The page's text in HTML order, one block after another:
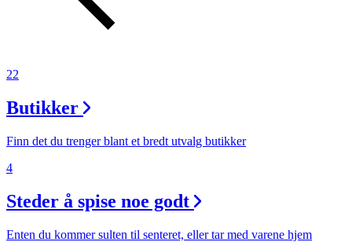
Gavekort
Min Shopping-app
22
Butikker
Finn det du trenger blant et bredt utvalg butikker
4
Steder å spise noe godt
Enten du kommer sulten til senteret, eller tar med varene hjem